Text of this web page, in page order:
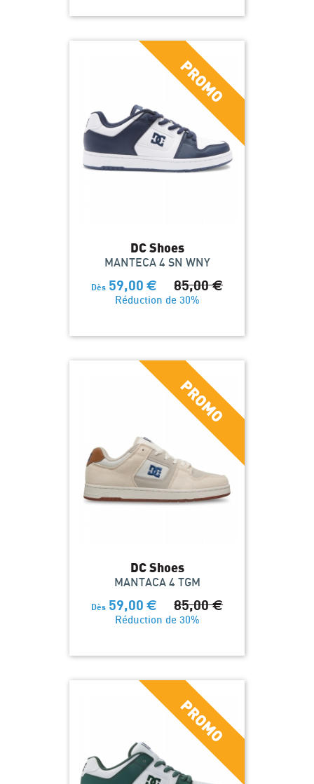
DC Shoes
MANTECA 4 SN WNY
Dès 59,00 € 85,00€
Réduction de 30%
DC Shoes
MANTACA 4 TGM
Dès 59,00 € 85,00€
Réduction de 30%